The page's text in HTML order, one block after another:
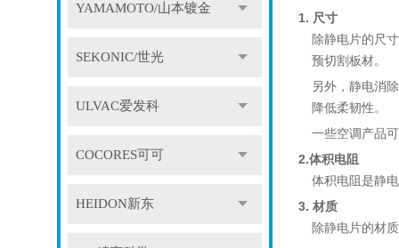
YAMAMOTO/山本镀金
SEKONIC/世光
ULVAC爱发科
COCORES可可
HEIDON新东
1. 尺寸
除静电片的尺
预切割板材。
另外，静电消
降低柔韧性。
一些空调产品
2.体积电阻
体积电阻是静
3. 材质
除静电片的材